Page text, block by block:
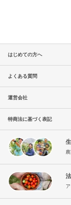
はじめての方へ
よくある質問
運営会社
特商法に基づく表記